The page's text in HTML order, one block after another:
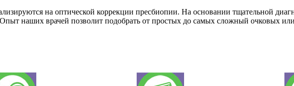
на оптической коррекции пресбиопии. На основании тщательной
наших врачей позволит подобрать от простых до самых сложный очковых